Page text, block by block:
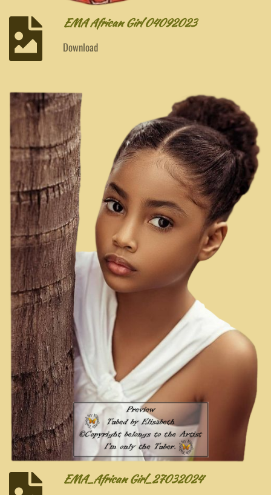
EMA African Girl 04092023
Download
EMA_African Girl_27032024